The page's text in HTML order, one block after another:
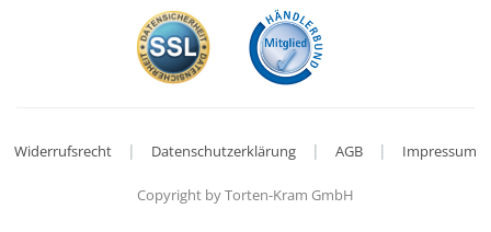
Widerrufsrecht | Datenschutzerklärung | AGB | Impressum
Copyright by Torten-Kram GmbH